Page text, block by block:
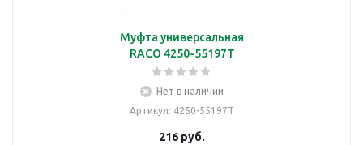
Муфта универсальная
RACO 4250-55197T
Нет в наличии
Артикул: 4250-55197T
216 руб.